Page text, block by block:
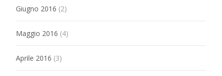
Giugno 2016 (2)
Maggio 2016 (4)
Aprile 2016 (3)